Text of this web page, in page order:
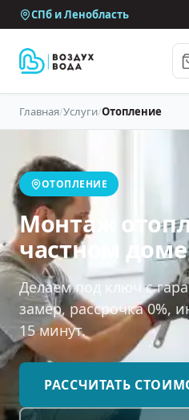
СПб и Ленобласть
Главная/Услуги/Отопление
ОТОПЛЕНИЕ
Монтаж
частном
Делаем под ключ с
замер, рассрочка 0%,
15 минут.
РАССЧИТАТЬ